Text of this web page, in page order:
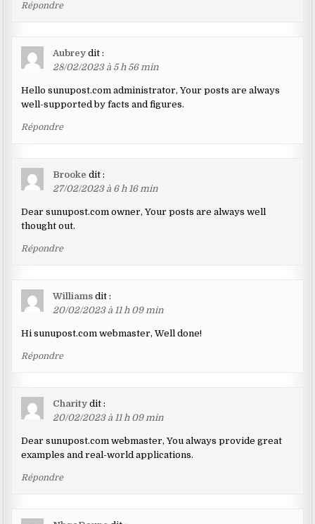
Répondre
Aubrey dit :
28/02/2023 à 5 h 56 min
Hello sunupost.com administrator, Your posts are always
well-supported by facts and figures.
Répondre
Brooke dit :
27/02/2023 à 6 h 16 min
Dear sunupost.com owner, Your posts are always well
thought out.
Répondre
Williams dit :
20/02/2023 à 11 h 09 min
Hi sunupost.com webmaster, Well done!
Répondre
Charity dit :
20/02/2023 à 11 h 09 min
Dear sunupost.com webmaster, You always provide great
examples and real-world applications.
Répondre